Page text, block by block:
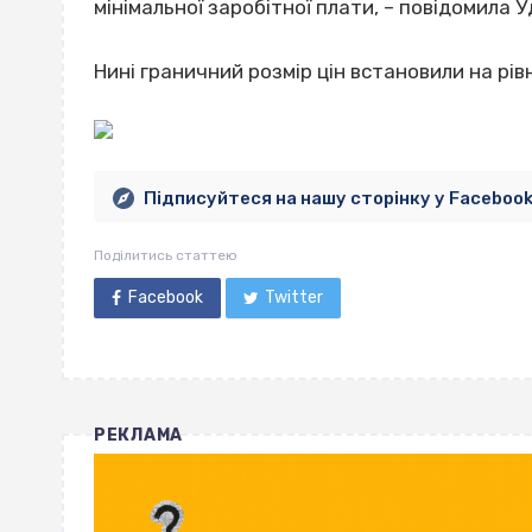
мінімальної заробітної плати, – повідомила
Нині граничний розмір цін встановили на
Підписуйтеся на нашу сторінку у Facebook
Поділитись статтею
Facebook Twitter
РЕКЛАМА